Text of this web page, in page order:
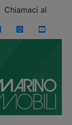
Chiamaci al
FacebookInstagramYouTube